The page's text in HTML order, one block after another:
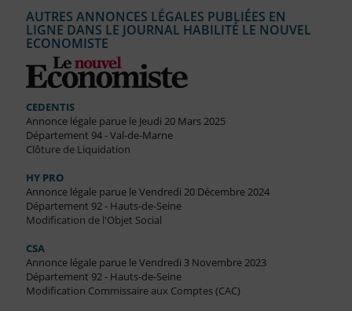
AUTRES ANNONCES LÉGALES PUBLIÉES EN
LIGNE DANS LE JOURNAL HABILITÉ LE NOUVEL
ECONOMISTE
CEDENTIS
Annonce légale parue le Jeudi 20 Mars 2025
Département 94 - Val-de-Marne
Clôture de Liquidation
HY PRO
Annonce légale parue le Vendredi 20 Décembre 2024
Département 92 - Hauts-de-Seine
Modification de l'Objet Social
CSA
Annonce légale parue le Vendredi 3 Novembre 2023
Département 92 - Hauts-de-Seine
Modification Commissaire aux Comptes (CAC)